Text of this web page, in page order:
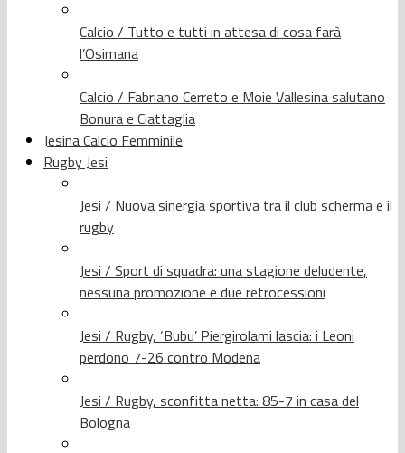
Calcio / Tutto e tutti in attesa di cosa farà
l’Osimana
Calcio / Fabriano Cerreto e Moie Vallesina salutano
Bonura e Ciattaglia
Jesina Calcio Femminile
Rugby Jesi
Jesi / Nuova sinergia sportiva tra il club scherma e il
rugby
Jesi / Sport di squadra: una stagione deludente,
nessuna promozione e due retrocessioni
Jesi / Rugby, ‘Bubu’ Piergirolami lascia: i Leoni
perdono 7-26 contro Modena
Jesi / Rugby, sconfitta netta: 85-7 in casa del
Bologna